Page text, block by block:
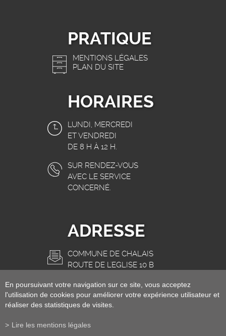
PRATIQUE
MENTIONS LÉGALES
PLAN DU SITE
HORAIRES
LUNDI, MERCREDI
ET VENDREDI
DE 8 H À 12 H.
SUR RENDEZ-VOUS
AVEC LE SERVICE
CONCERNÉ.
ADRESSE
COMMUNE DE CHALAIS
ROUTE DE L'EGLISE 10 B
INFO@CHALAIS.CH
En poursuivant votre navigation sur ce site, vous acceptez
l'utilisation de cookies pour améliorer votre expérience utilisateur et
réaliser des statistiques de visites.
Lire les mentions légales